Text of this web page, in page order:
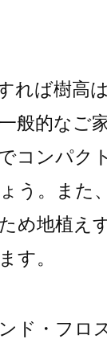
れば樹高
般的なご
コンパク
う。また
め地植え
す。
ド・フロ